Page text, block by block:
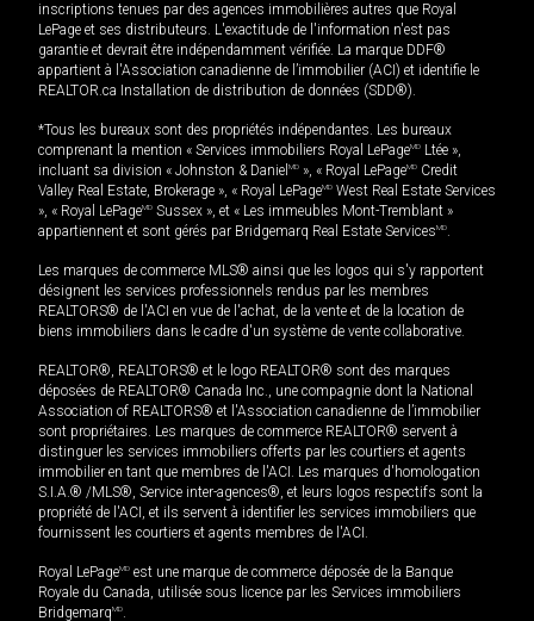
inscriptions tenues par des agences immobilières autres que Royal
LePage et ses distributeurs. L'exactitude de l'information n'est pas
garantie et devrait être indépendamment vérifiée. La marque DDF®
appartient à l'Association canadienne de l’immobilier (ACI) et identifie le
REALTOR.ca Installation de distribution de données (SDD®).
*Tous les bureaux sont des propriétés indépendantes. Les bureaux
comprenant la mention « Services immobiliers Royal LePageMD Ltée »,
incluant sa division « Johnston & Daniel MD », « Royal LePageMD Credit
Valley Real Estate, Brokerage », « Royal LePageMD West Real Estate Services
», « Royal LePageMD Sussex », et « Les immeubles Mont-Tremblant »
appartiennent et sont gérés par Bridgemarq Real Estate ServicesMD.
Les marques de commerce MLS® ainsi que les logos qui s'y rapportent
désignent les services professionnels rendus par les membres
REALTORS® de l'ACI en vue de l'achat, de la vente et de la location de
biens immobiliers dans le cadre d'un système de vente collaborative.
REALTOR®, REALTORS® et le logo REALTOR® sont des marques
déposées de REALTOR® Canada Inc., une compagnie dont la National
Association of REALTORS® et l'Association canadienne de l’immobilier
sont propriétaires. Les marques de commerce REALTOR® servent à
distinguer les services immobiliers offerts par les courtiers et agents
immobilier en tant que membres de l'ACI. Les marques d'homologation
S.I.A.® /MLS®, Service inter-agences®, et leurs logos respectifs sont la
propriété de l'ACI, et ils servent à identifier les services immobiliers que
fournissent les courtiers et agents membres de l'ACI.
Royal LePageMD est une marque de commerce déposée de la Banque
Royale du Canada, utilisée sous licence par les Services immobiliers
BridgemarqMD.